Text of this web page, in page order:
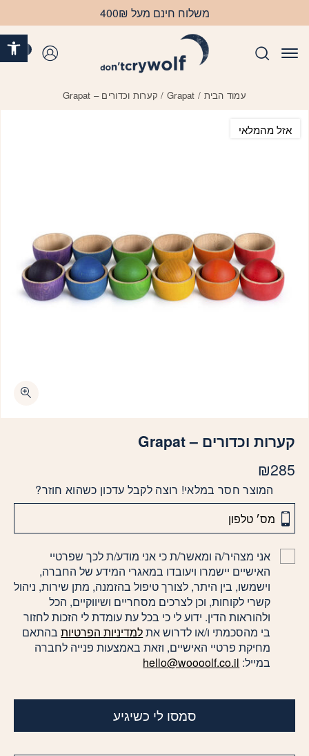
משלוח חינם מעל 400₪
עמוד הבית /
Grapat / קערות וכדורים – Grapat
קערות וכדורים – Grapat
₪285
המוצר חסר במלאי! רוצה לקבל עדכון כשהוא חוזר?
אני מצהיר/ה ומאשר/ת כי אני מודע/ת לכך שפרטיי
האישיים יישמרו ויעובדו במאגרי המידע של החברה,
וישמשו, בין היתר, לצורך טיפול בהזמנה, מתן שירות, ניהול
קשרי לקוחות, וכן לצרכים מסחריים ושיווקיים, הכל
ולהוראות הדין. ידוע לי כי בכל עת עומדת לי הזכות לחזור
בי מהסכמתי ו/או לדרוש אתלמדיניות הפרטיותבהתאם
מחיקת פרטיי האישיים, וזאת באמצעות פנייה לחברה
במייל: hello@woooolf.co.il
סמסו לי כשיגיע
אזל מהמלאי